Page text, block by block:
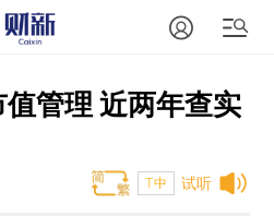
管理 近两年查实
试听
T中